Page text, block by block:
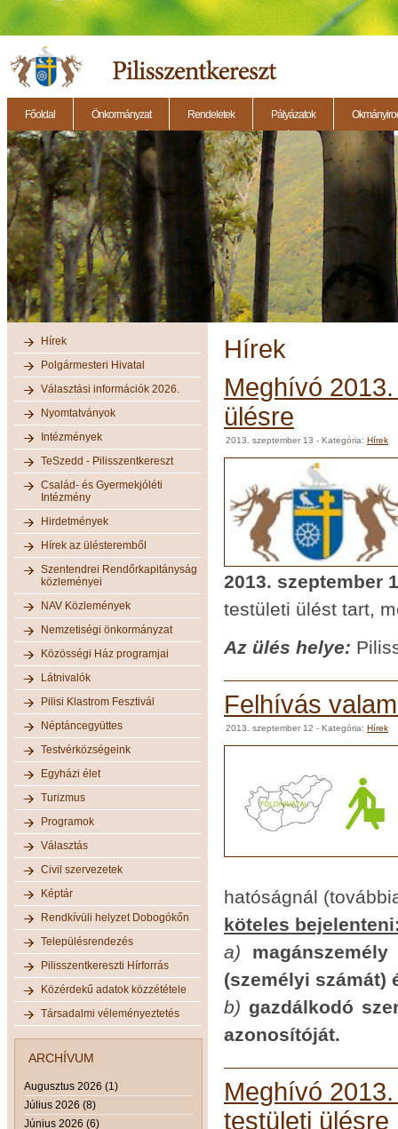
Főoldal Önkormányzat Rendeletek Pályázatok
2014.11.27. - Testületi ülés 2014.12.28. - Testületi ülés 2014.11.13. - Testületi
Hírek
Polgármesteri Hivatal
Választási információk 2026.
Nyomtatványok
Intézmények
TeSzedd - Pilisszentkereszt
Család- és Gyermekjóléti
Intézmény
Hirdetmények
Hírek az ülésteremből
Szentendrei Rendőrkapitányság
közleményei
NAV Közlemények
Nemzetiségi önkormányzat
Közösségi Ház programjai
Látnivalók
Pilisi Klastrom Fesztivál
Néptáncegyüttes
Testvérközségeink
Egyházi élet
Turizmus
Programok
Választás
Civil szervezetek
Képtár
Rendkívüli helyzet Dobogókőn
Településrendezés
Pilisszentkereszti Hírforrás
Közérdekű adatok közzététele
Társadalmi véleményeztetés
ARCHÍVUM
Augusztus 2026 (1)
Július 2026 (8)
Június 2026 (6)
Hírek
Meghívó
ülésre
2013. szeptember 13 - Kategória: Hírek
2013. szeptember
testületi ülést tart,
Az ülés helye:
Felhívás
2013. szeptember 12 - Kategória: Hírek
hatóságnál
köteles
a)
(személyi számát)
b) gazdálkodó
azonosítóját.
Meghívó
testületi ülésre